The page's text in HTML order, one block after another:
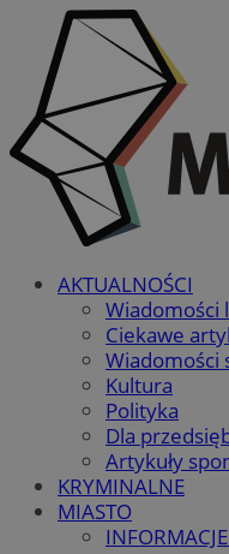
AKTUALNOŚCI
Wiadomości
Ciekawe
Wiadomości
Kultura
Polityka
Dla
Artykuły
KRYMINALNE
MIASTO